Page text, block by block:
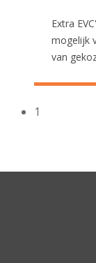
Extra
mogelijk
van
1